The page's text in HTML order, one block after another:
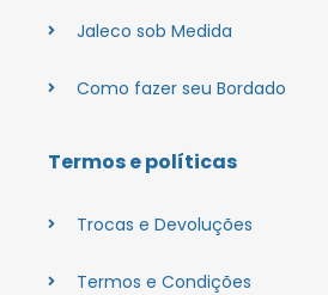
Jaleco sob Medida
Como fazer seu Bordado
Termos e políticas
Trocas e Devoluções
Termos e Condições